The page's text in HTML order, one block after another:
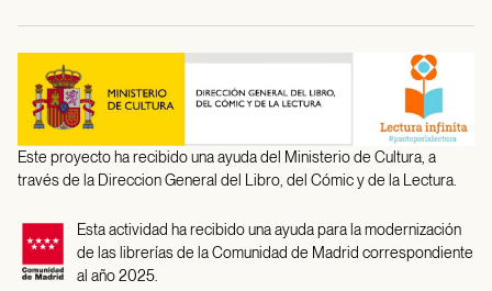
Este proyecto ha recibido una ayuda del Ministerio de Cultura, a
través de la Direccion General del Libro, del Cómic y de la Lectura.
Esta actividad ha recibido una ayuda para la modernización
de las librerías de la Comunidad de Madrid correspondiente
al año 2025.